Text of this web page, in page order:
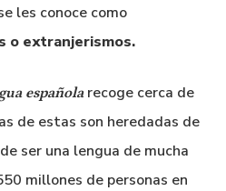
les conoce como
o extranjerismos.
españolarecoge cerca de
de estas son heredadas de
ser una lengua de mucha
millones de personas en